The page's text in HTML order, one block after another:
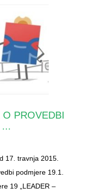
PROVEDBI
17. travnja 2015.
podmjere 19.1.
19 „LEADER –